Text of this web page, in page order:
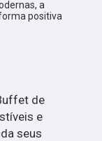
a
positiva
de
e
seus